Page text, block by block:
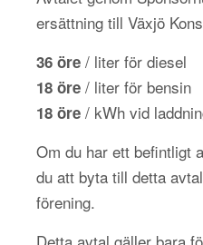
ersättning till Växjö
36 öre / liter för diesel
18 öre / liter för bensin
18 öre / kWh vid
Om du har ett befintligt
du att byta till detta
förening.